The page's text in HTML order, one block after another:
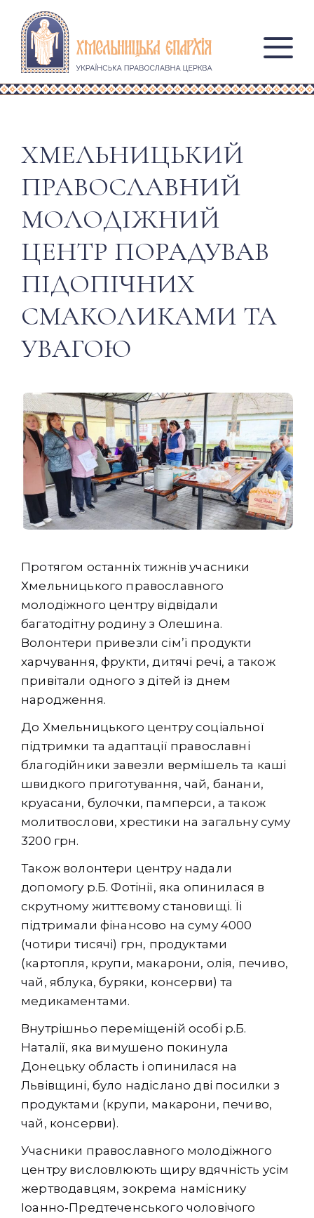
ХМЕЛЬНИЦЬКИЙ
ПРАВОСЛАВНИЙ
МОЛОДІЖНИЙ
ЦЕНТР ПОРАДУВАВ
ПІДОПІЧНИХ
СМАКОЛИКАМИ ТА
УВАГОЮ
Протягом останніх тижнів учасники
Хмельницького православного
молодіжного центру відвідали
багатодітну родину з Олешина.
Волонтери привезли сім’ї продукти
харчування, фрукти, дитячі речі, а також
привітали одного з дітей із днем
народження.
До Хмельницького центру соціальної
підтримки та адаптації православні
благодійники завезли вермішель та каші
швидкого приготування, чай, банани,
круасани, булочки, памперси, а також
молитвослови, хрестики на загальну суму
3200 грн.
Також волонтери центру надали
допомогу р.Б. Фотінії, яка опинилася в
скрутному життєвому становищі. Їі
підтримали фінансово на суму 4000
(чотири тисячі) грн, продуктами
(картопля, крупи, макарони, олія, печиво,
чай, яблука, буряки, консерви) та
медикаментами.
Внутрішньо переміщеній особі р.Б.
Наталії, яка вимушено покинула
Донецьку область і опинилася на
Львівщині, було надіслано дві посилки з
продуктами (крупи, макарони, печиво,
чай, консерви).
Учасники православного молодіжного
центру висловлюють щиру вдячність усім
жертводавцям, зокрема наміснику
Іоанно-Предтеченського чоловічого